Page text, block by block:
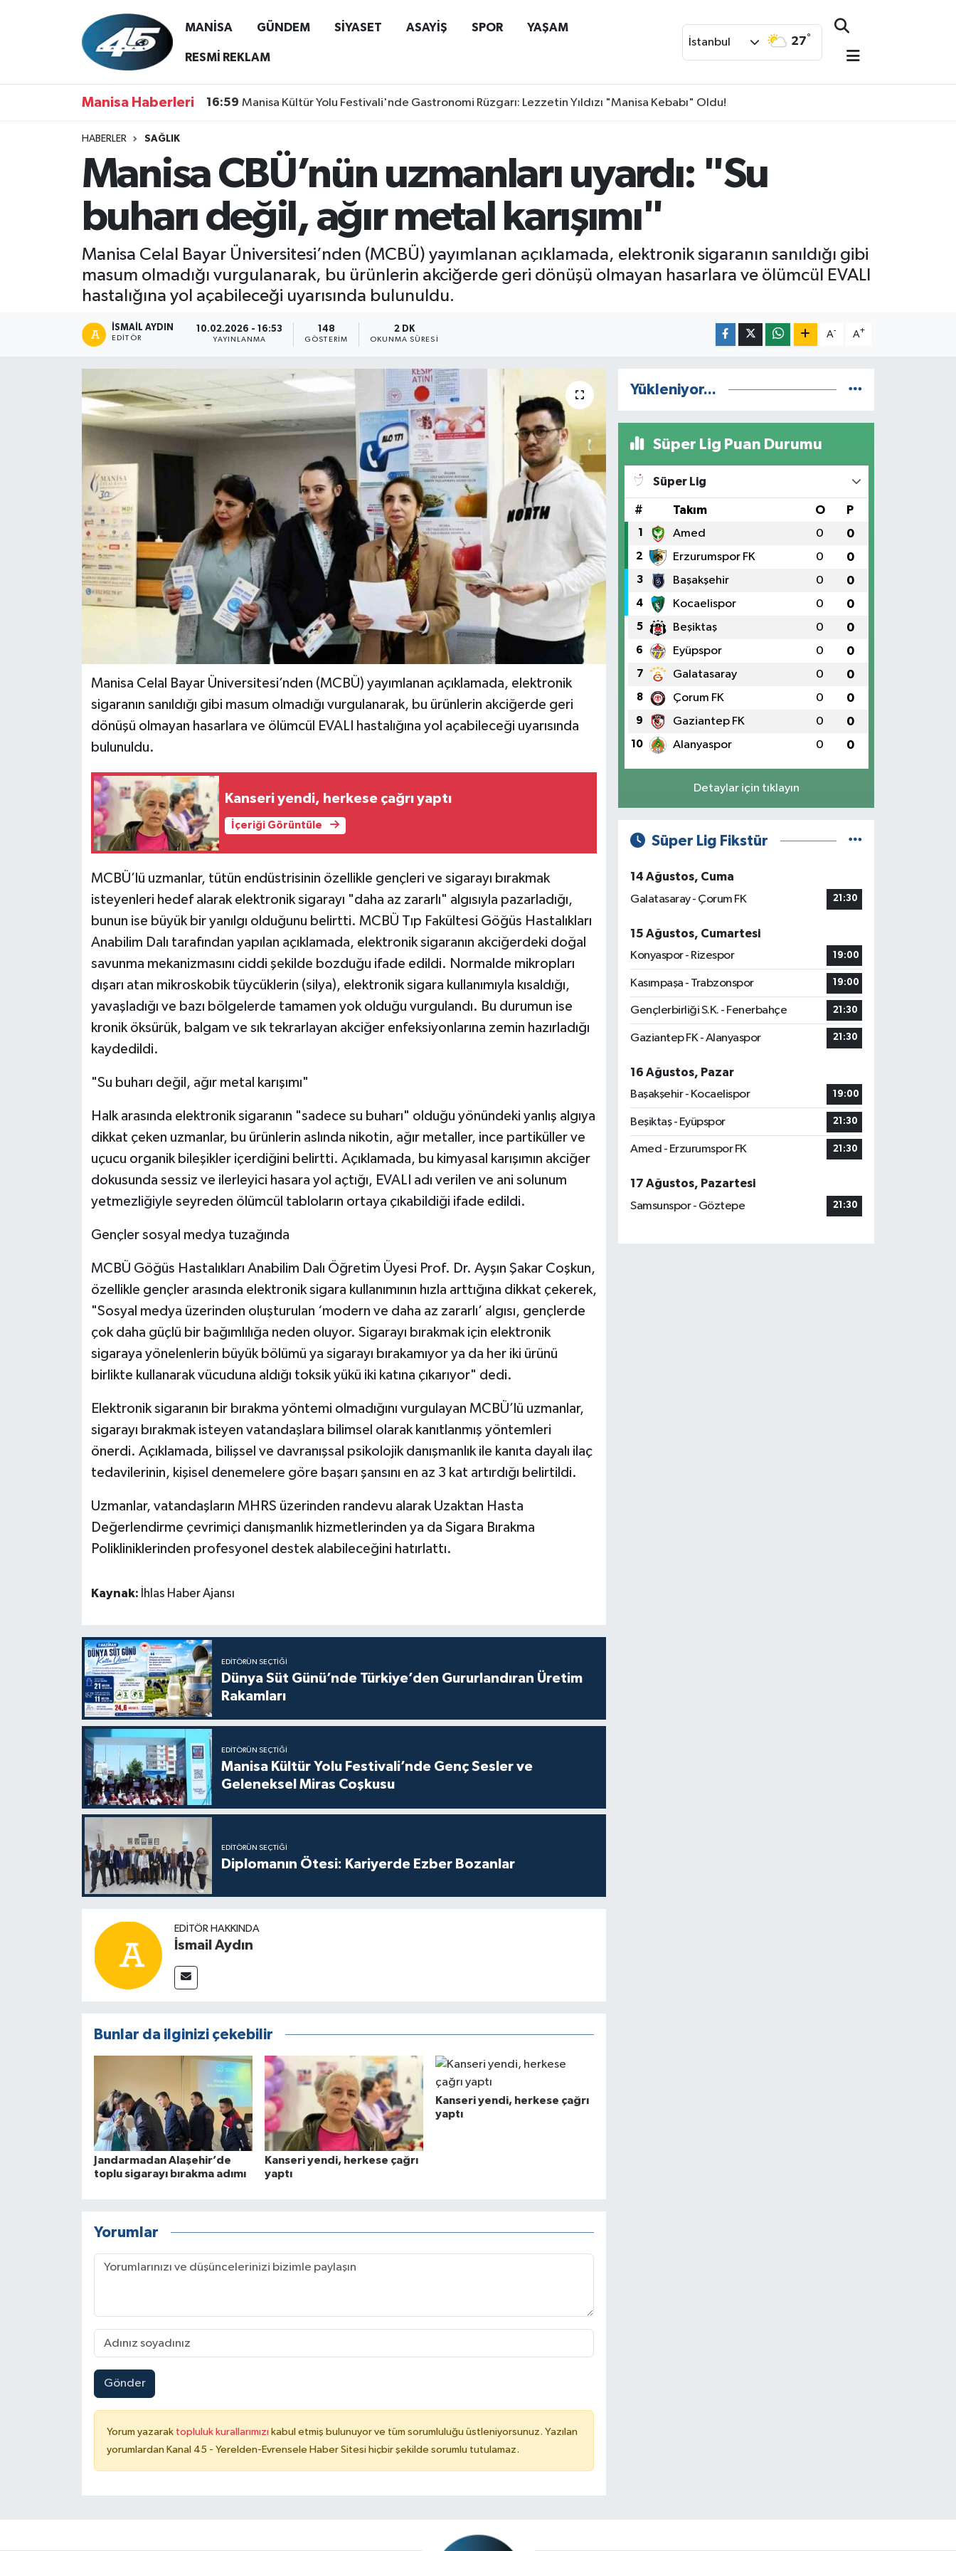
MANİSA GÜNDEM SİYASET ASAYİŞ SPOR YAŞAM
RESMİ REKLAM
İstanbul 27°
Manisa Haberleri 16:59 Manisa Kültür Yolu Festivali'nde Gastronomi Rüzgarı: Lezzetin Yıldızı "Manisa Kebabı" Oldu!
HABERLER SAĞLIK
Manisa CBÜ’nün uzmanları uyardı: "Su
buharı değil, ağır metal karışımı"
Manisa Celal Bayar Üniversitesi’nden (MCBÜ) yayımlanan açıklamada, elektronik sigaranın sanıldığı gibi
masum olmadığı vurgulanarak, bu ürünlerin akciğerde geri dönüşü olmayan hasarlara ve ölümcül EVALI
hastalığına yol açabileceği uyarısında bulunuldu.
İSMAIL AYDIN
EDITÖR
10.02.2026 - 16:53
YAYINLANMA
148
GÖSTERIM
2 DK
OKUNMA SÜRESI
A- A+
Manisa Celal Bayar Üniversitesi’nden (MCBÜ) yayımlanan açıklamada, elektronik
sigaranın sanıldığı gibi masum olmadığı vurgulanarak, bu ürünlerin akciğerde geri
dönüşü olmayan hasarlara ve ölümcül EVALI hastalığına yol açabileceği uyarısında
bulunuldu.
Kanseri yendi, herkese çağrı yaptı
İçeriği Görüntüle
MCBÜ’lü uzmanlar, tütün endüstrisinin özellikle gençleri ve sigarayı bırakmak
isteyenleri hedef alarak elektronik sigarayı "daha az zararlı" algısıyla pazarladığı,
bunun ise büyük bir yanılgı olduğunu belirtti. MCBÜ Tıp Fakültesi Göğüs Hastalıkları
Anabilim Dalı tarafından yapılan açıklamada, elektronik sigaranın akciğerdeki doğal
savunma mekanizmasını ciddi şekilde bozduğu ifade edildi. Normalde mikropları
dışarı atan mikroskobik tüycüklerin (silya), elektronik sigara kullanımıyla kısaldığı,
yavaşladığı ve bazı bölgelerde tamamen yok olduğu vurgulandı. Bu durumun ise
kronik öksürük, balgam ve sık tekrarlayan akciğer enfeksiyonlarına zemin hazırladığı
kaydedildi.
"Su buharı değil, ağır metal karışımı"
Halk arasında elektronik sigaranın "sadece su buharı" olduğu yönündeki yanlış algıya
dikkat çeken uzmanlar, bu ürünlerin aslında nikotin, ağır metaller, ince partiküller ve
uçucu organik bileşikler içerdiğini belirtti. Açıklamada, bu kimyasal karışımın akciğer
dokusunda sessiz ve ilerleyici hasara yol açtığı, EVALI adı verilen ve ani solunum
yetmezliğiyle seyreden ölümcül tabloların ortaya çıkabildiği ifade edildi.
Gençler sosyal medya tuzağında
MCBÜ Göğüs Hastalıkları Anabilim Dalı Öğretim Üyesi Prof. Dr. Ayşın Şakar Coşkun,
özellikle gençler arasında elektronik sigara kullanımının hızla arttığına dikkat çekerek,
"Sosyal medya üzerinden oluşturulan ‘modern ve daha az zararlı’ algısı, gençlerde
çok daha güçlü bir bağımlılığa neden oluyor. Sigarayı bırakmak için elektronik
sigaraya yönelenlerin büyük bölümü ya sigarayı bırakamıyor ya da her iki ürünü
birlikte kullanarak vücuduna aldığı toksik yükü iki katına çıkarıyor" dedi.
Elektronik sigaranın bir bırakma yöntemi olmadığını vurgulayan MCBÜ’lü uzmanlar,
sigarayı bırakmak isteyen vatandaşlara bilimsel olarak kanıtlanmış yöntemleri
önerdi. Açıklamada, bilişsel ve davranışsal psikolojik danışmanlık ile kanıta dayalı ilaç
tedavilerinin, kişisel denemelere göre başarı şansını en az 3 kat artırdığı belirtildi.
Uzmanlar, vatandaşların MHRS üzerinden randevu alarak Uzaktan Hasta
Değerlendirme çevrimiçi danışmanlık hizmetlerinden ya da Sigara Bırakma
Polikliniklerinden profesyonel destek alabileceğini hatırlattı.
Kaynak: İhlas Haber Ajansı
EDITÖRÜN SEÇTIĞI
Dünya Süt Günü’nde Türkiye’den Gururlandıran Üretim
Rakamları
EDITÖRÜN SEÇTIĞI
Manisa Kültür Yolu Festivali’nde Genç Sesler ve
Geleneksel Miras Coşkusu
EDITÖRÜN SEÇTIĞI
Diplomanın Ötesi: Kariyerde Ezber Bozanlar
EDITÖR HAKKINDA
İsmail Aydın
Bunlar da ilginizi çekebilir
Jandarmadan Alaşehir’de
toplu sigarayı bırakma adımı
Kanseri yendi, herkese çağrı
yaptı
Kanseri yendi, herkese çağrı
yaptı
Yorumlar
Gönder
Yorum yazarak topluluk kurallarımızı kabul etmiş bulunuyor ve tüm sorumluluğu üstleniyorsunuz. Yazılan
yorumlardan Kanal 45 - Yerelden-Evrensele Haber Sitesi hiçbir şekilde sorumlu tutulamaz.
Yükleniyor...
Süper Lig Puan Durumu
Süper Lig
# Takım O P
1 Amed 0 0
2 Erzurumspor FK 0 0
3 Başakşehir 0 0
4 Kocaelispor 0 0
5 Beşiktaş 0 0
6 Eyüpspor 0 0
7 Galatasaray 0 0
8 Çorum FK 0 0
9 Gaziantep FK 0 0
10 Alanyaspor 0 0
Detaylar için tıklayın
Süper Lig Fikstür
14 Ağustos, Cuma
Galatasaray - Çorum FK
21:30
15 Ağustos, Cumartesi
Konyaspor - Rizespor
19:00
Kasımpaşa - Trabzonspor 19:00
Gençlerbirliği S.K. - Fenerbahçe 21:30
Gaziantep FK - Alanyaspor 21:30
16 Ağustos, Pazar
Başakşehir - Kocaelispor
19:00
Beşiktaş - Eyüpspor 21:30
Amed - Erzurumspor FK 21:30
17 Ağustos, Pazartesi
Samsunspor - Göztepe
21:30
MANİSA
RESMİ REKLAM
Hava Durumu
Tüm Manşetler
Son Dakika Haberleri